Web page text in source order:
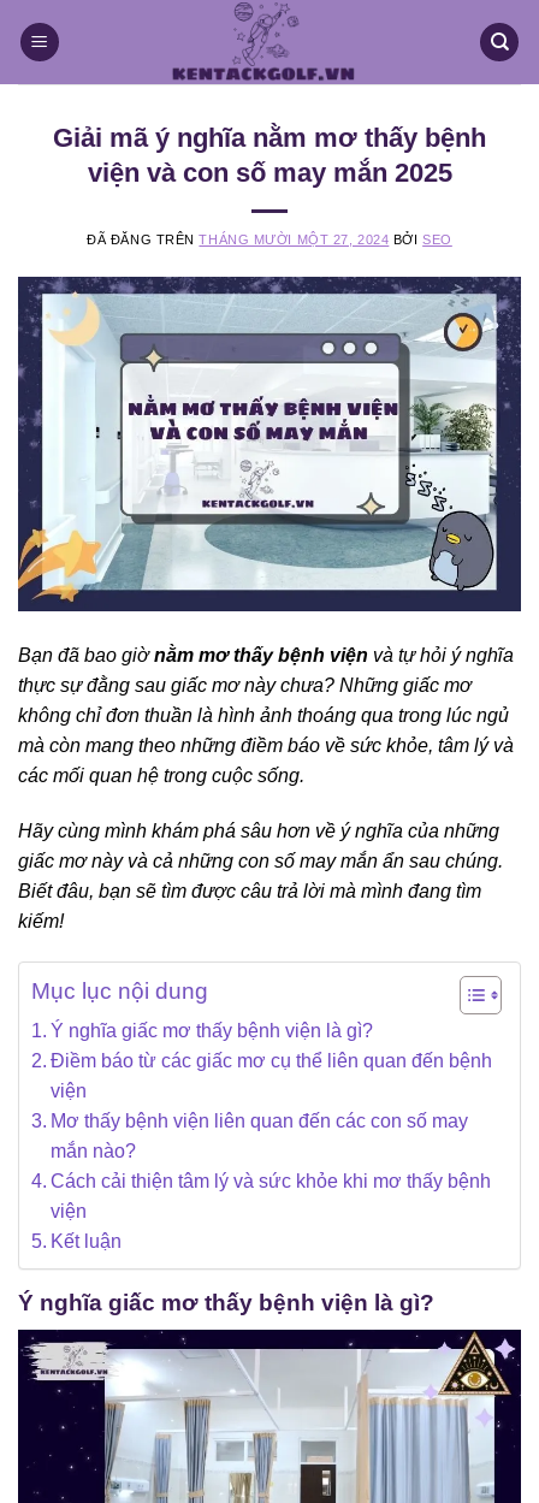
đến
Giải mã ý nghĩa nằm mơ thấy bệnh
viện và con số may mắn 2025
ĐÃ ĐĂNG TRÊNTHÁNG MƯỜI MỘT 27, 2024 BỞISEO
Bạn đã bao giờnằm mơ thấy bệnh viện và tự hỏi ý nghĩa
thực sự đằng sau giấc mơ này chưa? Những giấc mơ
không chỉ đơn thuần là hình ảnh thoáng qua trong lúc ngủ
mà còn mang theo những điềm báo về sức khỏe, tâm lý và
các mối quan hệ trong cuộc sống.
Hãy cùng mình khám phá sâu hơn về ý nghĩa của những
giấc mơ này và cả những con số may mắn ẩn sau chúng.
Biết đâu, bạn sẽ tìm được câu trả lời mà mình đang tìm
kiếm!
Mục lục nội dung
Ý nghĩa giấc mơ thấy bệnh viện là gì?
Điềm báo từ các giấc mơ cụ thể liên quan đến bệnh
viện
Mơ thấy bệnh viện liên quan đến các con số may
mắn nào?
Cách cải thiện tâm lý và sức khỏe khi mơ thấy bệnh
viện
Kết luận
Ý nghĩa giấc mơ thấy bệnh viện là gì?